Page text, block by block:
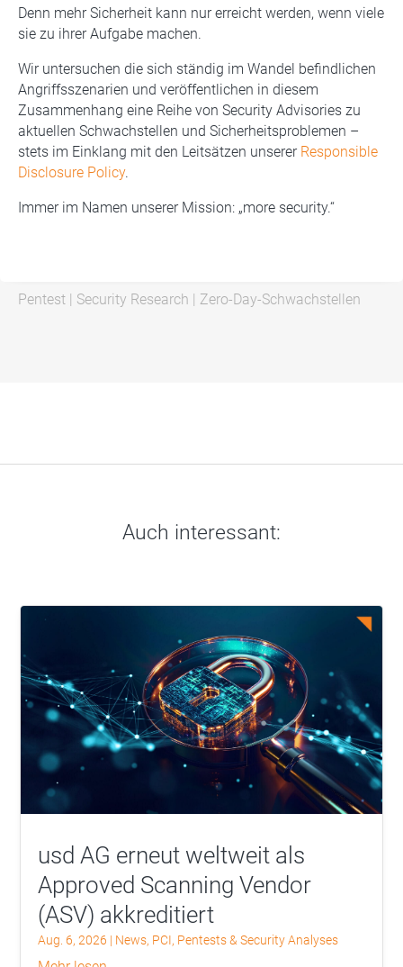
Denn mehr Sicherheit kann nur erreicht werden, wenn viele
sie zu ihrer Aufgabe machen.
Wir untersuchen die sich ständig im Wandel befindlichen
Angriffsszenarien und veröffentlichen in diesem
Zusammenhang eine Reihe von Security Advisories zu
aktuellen Schwachstellen und Sicherheitsproblemen –
stets im Einklang mit den Leitsätzen unserer Responsible
Disclosure Policy.
Immer im Namen unserer Mission: „more security.“
Pentest Security Research Zero-Day-Schwachstellen
Auch interessant:
usd AG erneut weltweit als
Approved Scanning Vendor
(ASV) akkreditiert
Aug. 6, 2026 | News, PCI, Pentests & Security Analyses